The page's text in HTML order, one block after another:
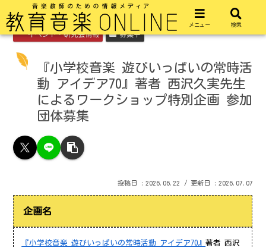
イベント・研究会情報 募集中
『小学校音楽 遊びいっぱいの常時活
動 アイデア70』著者 西沢久実先生
によるワークショップ特別企画 参加
団体募集
2026.06.22 2026.07.07
企画名
『小学校音楽 遊びいっぱいの常時活動 アイデア70』著者 西沢
メニュー 検索